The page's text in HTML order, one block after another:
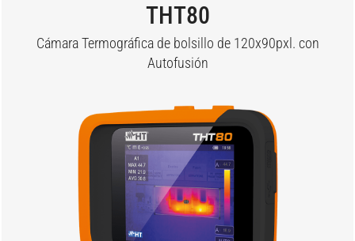
THT80
Cámara Termográfica de bolsillo de 120x90pxl. con
Autofusión